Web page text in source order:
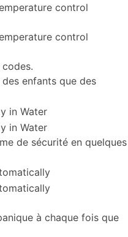
enfants que des
de sécurité en quelques
à chaque fois que